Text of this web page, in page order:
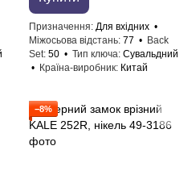
Призначення Для вхідних
Міжосьова відстань 77
Back
Set 50 Тип ключа Сувальдний
Країна-виробник Китай
−8%